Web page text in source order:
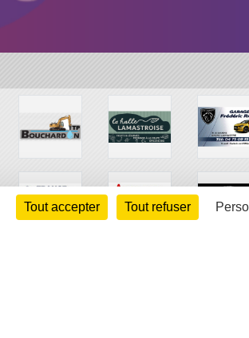
Tout accepter Tout refuser